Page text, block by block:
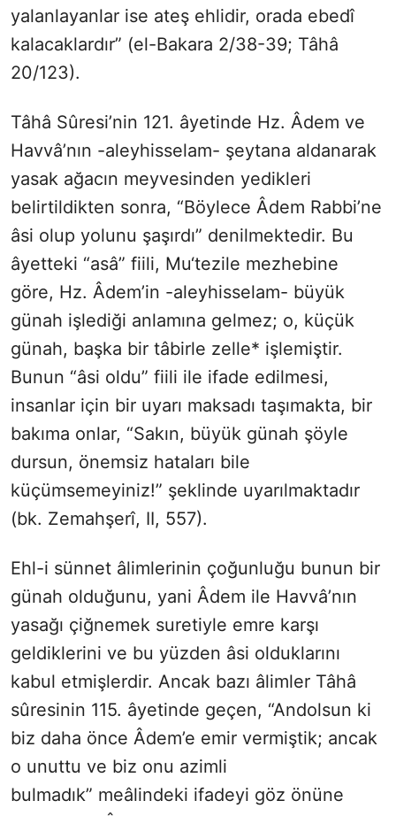
yalanlayanlar ise ateş ehlidir, orada ebedî
kalacaklardır” (el-Bakara 2/38-39; Tâhâ
20/123).
Tâhâ Sûresi’nin 121. âyetinde Hz. Âdem ve
Havvâ’nın -aleyhisselam- şeytana aldanarak
yasak ağacın meyvesinden yedikleri
belirtildikten sonra, “Böylece Âdem Rabbi’ne
âsi olup yolunu şaşırdı” denilmektedir. Bu
âyetteki “asâ” fiili, Mu‘tezile mezhebine
göre, Hz. Âdem’in -aleyhisselam- büyük
günah işlediği anlamına gelmez; o, küçük
günah, başka bir tâbirle zelle* işlemiştir.
Bunun “âsi oldu” fiili ile ifade edilmesi,
insanlar için bir uyarı maksadı taşımakta, bir
bakıma onlar, “Sakın, büyük günah şöyle
dursun, önemsiz hataları bile
küçümsemeyiniz!” şeklinde uyarılmaktadır
(bk. Zemahşerî, II, 557).
Ehl-i sünnet âlimlerinin çoğunluğu bunun bir
günah olduğunu, yani Âdem ile Havvâ’nın
yasağı çiğnemek suretiyle emre karşı
geldiklerini ve bu yüzden âsi olduklarını
kabul etmişlerdir. Ancak bazı âlimler Tâhâ
sûresinin 115. âyetinde geçen, “Andolsun ki
biz daha önce Âdem’e emir vermiştik; ancak
o unuttu ve biz onu azimli
bulmadık” meâlindeki ifadeyi göz önüne